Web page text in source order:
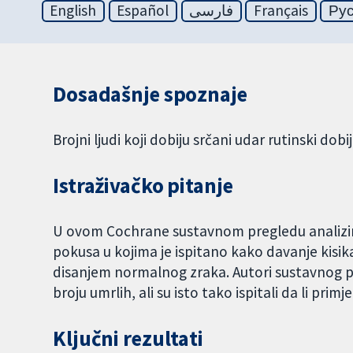
English Español فارسی Français
Dosadašnje spoznaje
Brojni ljudi koji dobiju srčani udar rutinski
Istraživačko pitanje
U ovom Cochrane sustavnom pregledu
pokusa u kojima je ispitano kako davanje
disanjem normalnog zraka. Autori sustavnog
broju umrlih, ali su isto tako ispitali da li
Ključni rezultati